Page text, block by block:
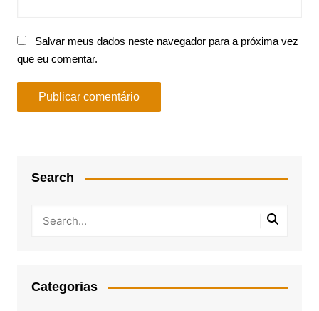
Salvar meus dados neste navegador para a próxima vez
que eu comentar.
Search
Categorias